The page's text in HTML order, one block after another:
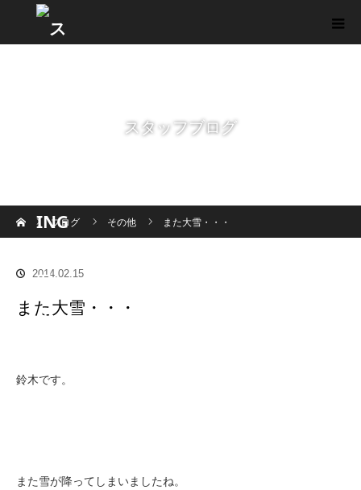
スタッフブログ
ブログ その他 また大雪・・・
2014.02.15
また大雪・・・
鈴木です。
また雪が降ってしまいましたね。